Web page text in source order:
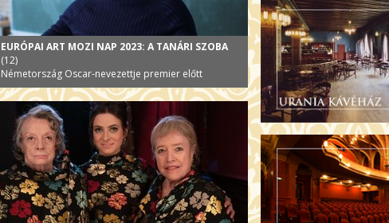
EURÓPAI ART MOZI NAP 2023: A TANÁRI SZOBA
(12)
Németország Oscar-nevezettje premier előtt